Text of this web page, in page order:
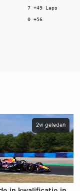
7 +49 Laps
-- 11 Sergio Perez        Force India-Mercedes         0 +56
2w geleden